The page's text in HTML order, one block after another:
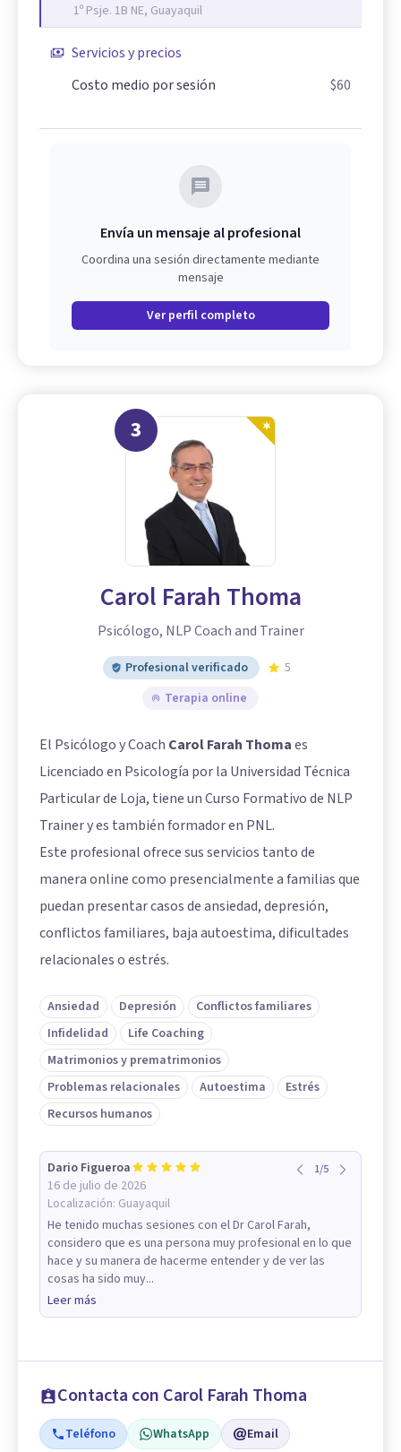
1º Psje. 1B NE, Guayaquil
Servicios y precios
Costo medio por sesión
$60
Envía un mensaje al profesional
Coordina una sesión directamente mediante
mensaje
Ver perfil completo
3
Carol Farah Thoma
Psicólogo, NLP Coach and Trainer
Profesional verificado
5
Terapia online
El Psicólogo y Coach Carol Farah Thomaes
Licenciado en Psicología por la Universidad Técnica
Particular de Loja, tiene un Curso Formativo de NLP
Trainer y es también formador en PNL.
Este profesional ofrece sus servicios tanto de
manera online como presencialmente a familias que
puedan presentar casos de ansiedad, depresión,
conflictos familiares, baja autoestima, dificultades
relacionales o estrés.
Ansiedad Depresión
Conflictos familiares
Infidelidad
Life Coaching
Matrimonios y prematrimonios
Problemas relacionales
Autoestima
Estrés
Recursos humanos
Dario Figueroa
16 de julio de 2026
Localización: Guayaquil
1/5
He tenido muchas sesiones con el Dr Carol Farah,
considero que es una persona muy profesional en lo que
hace y su manera de hacerme entender y de ver las
cosas ha sido muy...
Leer más
Contacta con Carol Farah Thoma
Teléfono WhatsApp Email